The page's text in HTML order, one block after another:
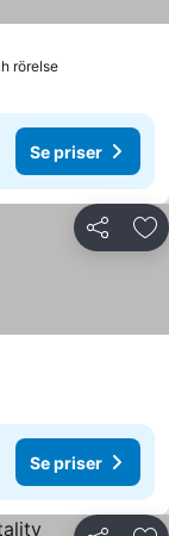
rörelseSe priser
Se priser
Dela
Se priser